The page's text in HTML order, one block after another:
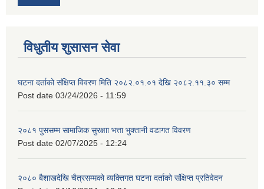
विधुतीय शुसासन सेवा
घटना दर्ताको संक्षिप्त विवरण मिति २०८२.०१.०१ देखि २०८२.११.३० सम्म
Post date 03/24/2026 - 11:59
२०८१ पुससम्म सामाजिक सुरक्षाा भत्ता भुक्तानी वडागत विवरण
Post date 02/07/2025 - 12:24
२०८० बैशाखदेखि चैत्रसम्मको व्यक्तिगत घटना दर्ताको संक्षिप्त प्रतिवेदन